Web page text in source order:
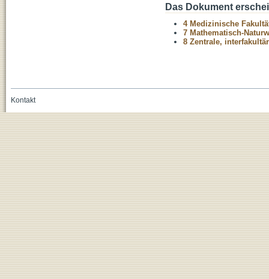
Das Dokument
4 Medizinische
7 Mathematisch-
8 Zentrale,
Kontakt